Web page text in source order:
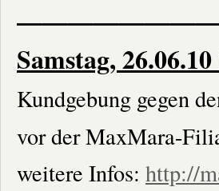
Samstag,
Kundgebung gegen
vor der MaxMara-
weitere Infos: http://